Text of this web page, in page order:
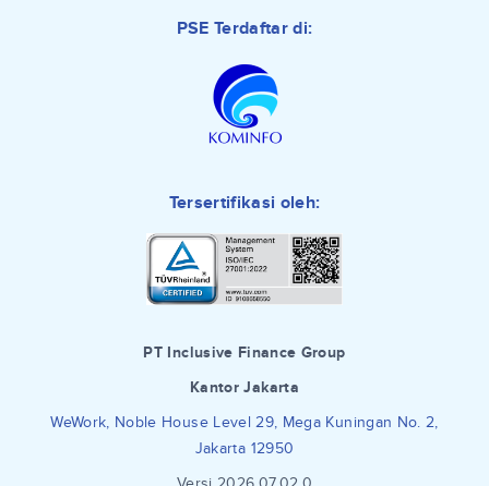
PSE Terdaftar di:
Tersertifikasi oleh:
PT Inclusive Finance Group
Kantor Jakarta
WeWork, Noble House Level 29, Mega Kuningan No. 2,
Jakarta 12950